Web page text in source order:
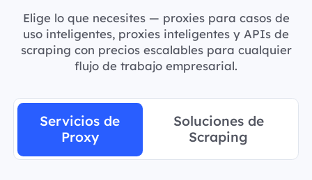
Elige lo que necesites — proxies para casos de
uso inteligentes, proxies inteligentes y APIs de
scraping con precios escalables para cualquier
flujo de trabajo empresarial.
Servicios de
Proxy
Soluciones de
Scraping